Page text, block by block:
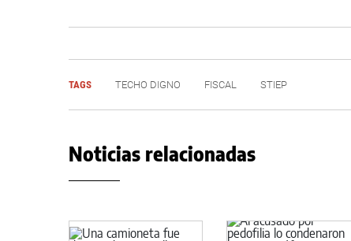
TAGS TECHO DIGNO FISCAL STIEP
Noticias relacionadas